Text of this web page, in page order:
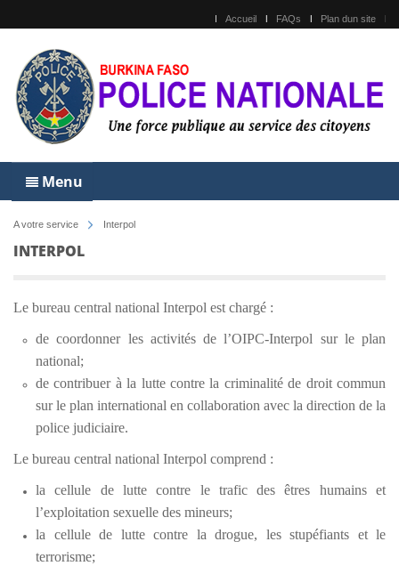
Accueil FAQs Plan dun site
Menu
A votre service Interpol
INTERPOL
Le bureau central national Interpol est chargé :
de coordonner les activités de l’OIPC-Interpol sur le plan
national;
de contribuer à la lutte contre la criminalité de droit commun
sur le plan international en collaboration avec la direction de la
police judiciaire.
Le bureau central national Interpol comprend :
la cellule de lutte contre le trafic des êtres humains et
l’exploitation sexuelle des mineurs;
la cellule de lutte contre la drogue, les stupéfiants et le
terrorisme;